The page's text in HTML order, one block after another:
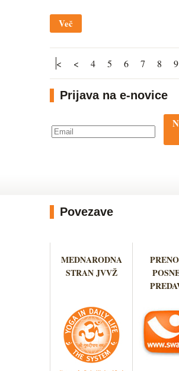
Več
< < 4 5 6 7 8 9
Prijava na e-novice
Povezave
MEDNARODNA
STRAN JVVŽ